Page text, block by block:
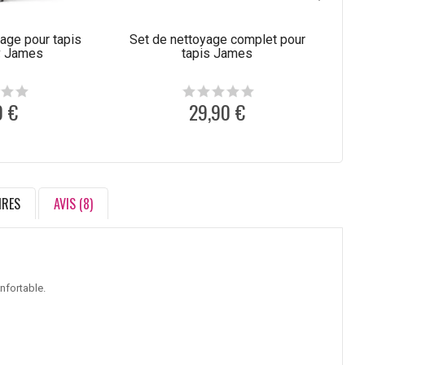
pour tapis
James
€
Set de nettoyage complet pour
tapis James
29,90 €
AVIS (8)